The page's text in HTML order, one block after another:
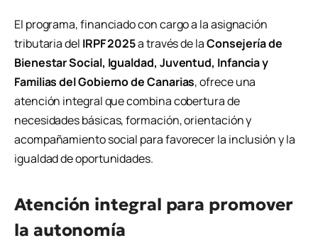
El programa, financiado con cargo a la asignación
tributaria del IRPF 2025a través de laConsejería de
Bienestar Social, Igualdad, Juventud, Infancia y
Familias del Gobierno de Canarias, ofrece una
atención integral que combina cobertura de
necesidades básicas, formación, orientación y
acompañamiento social para favorecer la inclusión y la
igualdad de oportunidades.
Atención integral para promover
la autonomía